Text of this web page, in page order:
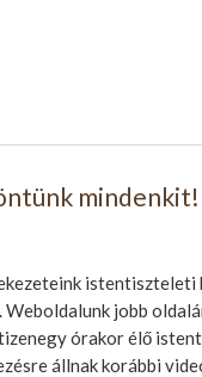
mindenkit!
istentiszteleti
jobb
órakor élő
állnak korábbi